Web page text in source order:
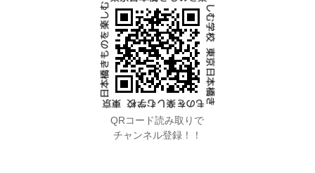
QRコード読み取りで
チャンネル登録！！